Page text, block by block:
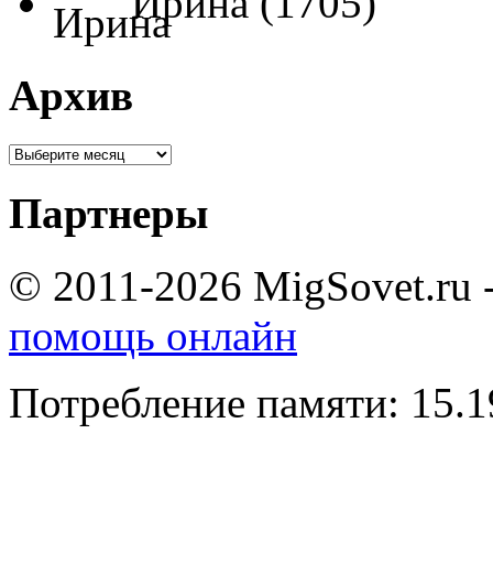
Архив
Партнеры
© 2011-2026 MigSovet.ru
помощь онлайн
Потребление памяти: